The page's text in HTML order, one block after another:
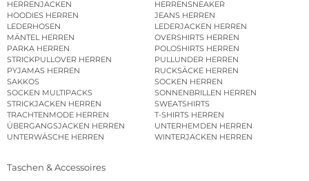
HERRENJACKEN
HERRENSNEAKER
HOODIES HERREN
JEANS HERREN
LEDERHOSEN
LEDERJACKEN HERREN
MÄNTEL HERREN
OVERSHIRTS HERREN
PARKA HERREN
POLOSHIRTS HERREN
STRICKPULLOVER HERREN
PULLUNDER HERREN
PYJAMAS HERREN
RUCKSÄCKE HERREN
SAKKOS
SOCKEN HERREN
SOCKEN MULTIPACKS
SONNENBRILLEN HERREN
STRICKJACKEN HERREN
SWEATSHIRTS
TRACHTENMODE HERREN
T-SHIRTS HERREN
ÜBERGANGSJACKEN HERREN
UNTERHEMDEN HERREN
UNTERWÄSCHE HERREN
WINTERJACKEN HERREN
Taschen & Accessoires